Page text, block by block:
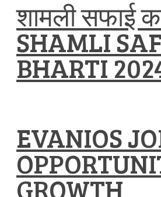
शामली सफाई
SHAMLI
BHARTI
EVANIOS
GROWTH